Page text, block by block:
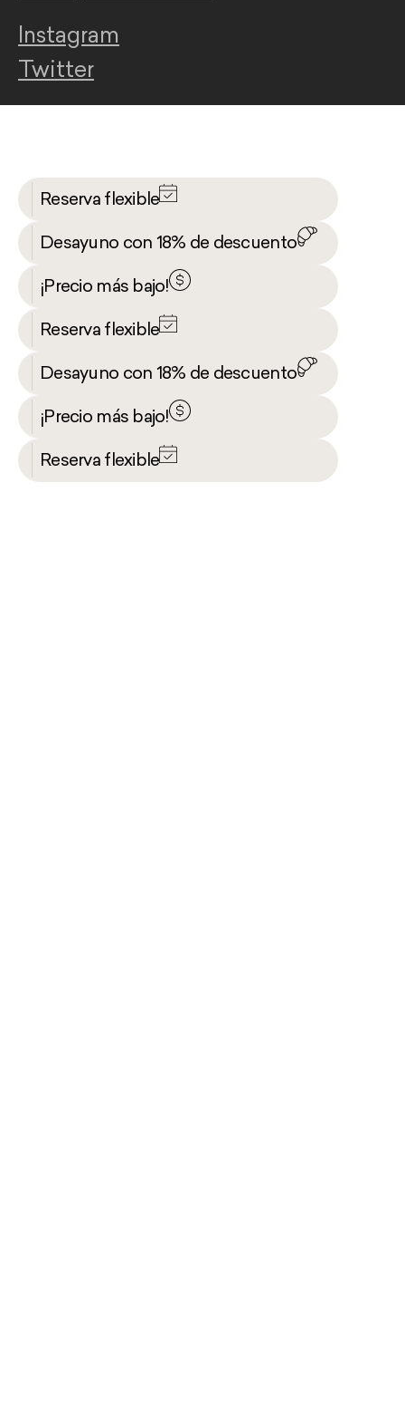
Instagram
Twitter
Reserva flexible
Desayuno con 18% de descuento
¡Precio más bajo!
Reserva flexible
Desayuno con 18% de descuento
¡Precio más bajo!
Reserva flexible